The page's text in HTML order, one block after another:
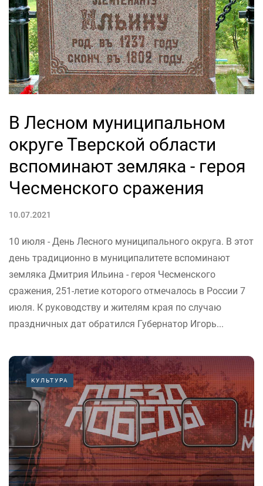
В Лесном муниципальном
округе Тверской области
вспоминают земляка - героя
Чесменского сражения
10.07.2021
10 июля - День Лесного муниципального округа. В этот
день традиционно в муниципалитете вспоминают
земляка Дмитрия Ильина - героя Чесменского
сражения, 251-летие которого отмечалось в России 7
июля. К руководству и жителям края по случаю
праздничных дат обратился Губернатор Игорь...
КУЛЬТУРА